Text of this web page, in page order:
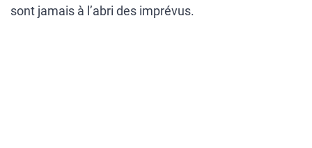
sont jamais à l’abri des imprévus.